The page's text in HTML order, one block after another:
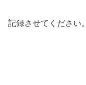
記録させてください。